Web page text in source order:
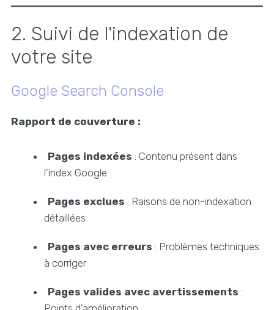
2. Suivi de l'indexation de
votre site
Google Search Console
Rapport de couverture :
Pages indexées : Contenu présent dans
l'index Google
Pages exclues : Raisons de non-indexation
détaillées
Pages avec erreurs : Problèmes techniques
à corriger
Pages valides avec avertissements :